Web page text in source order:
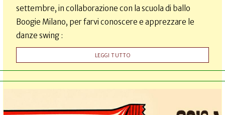
settembre, in collaborazione con la scuola di ballo
Boogie Milano, per farvi conoscere e apprezzare le
danze swing :
LEGGI TUTTO